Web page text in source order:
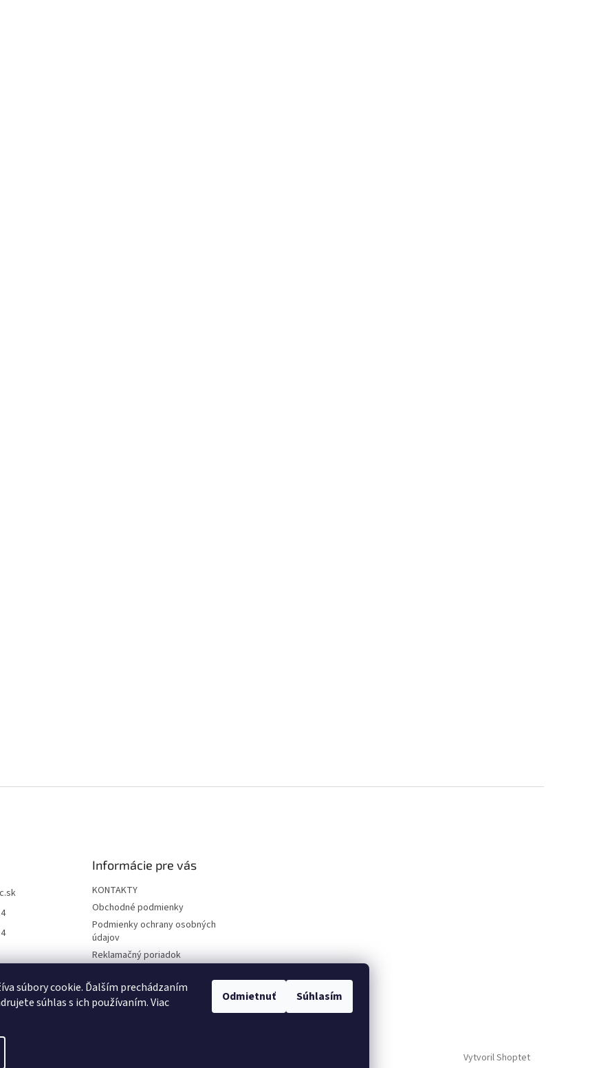
súbory cookie. Ďalším prechádzaním
súhlas s ich používaním. Viac
Odmietnuť Súhlasím
Informácie pre vás
KONTAKTY
Obchodné podmienky
Podmienky ochrany osobných
údajov
Reklamačný poriadok
zmluvy
Reklamačný formulár
Vytvoril Shoptet
cookies